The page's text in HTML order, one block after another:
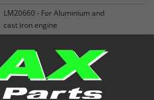
LM20660 - For Aluminium and
cast iron engine
HYBRID type.
€ 10.17(inkl. MwSt)